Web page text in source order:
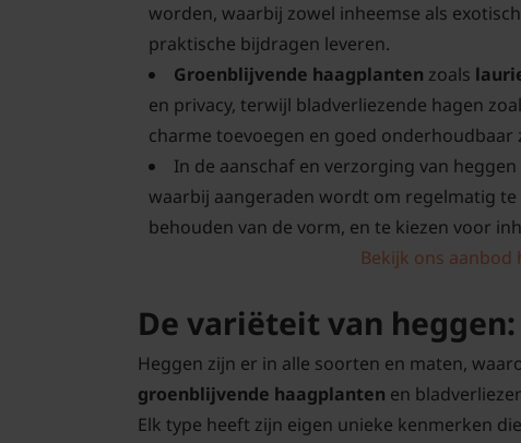
worden, waarbij zowel inheemse als
praktische bijdragen leveren.
Groenblijvende haagplanten zoals
en privacy, terwijl bladverliezende hagen
charme toevoegen en goed onderhoudbaar
In de aanschaf en verzorging van
waarbij aangeraden wordt om regelmatig
behouden van de vorm, en te kiezen voor
Bekijk ons aanbod
De variëteit van
Heggen zijn er in alle soorten en maten,
groenblijvende haagplanten en
Elk type heeft zijn eigen unieke kenmerken